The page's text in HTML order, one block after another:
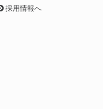
採用情報へ